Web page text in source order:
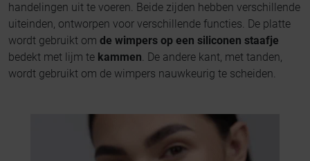
handelingen uit te voeren. Beide zijden hebben verschillende
uiteinden, ontworpen voor verschillende functies. De platte
wordt gebruikt om de wimpers op een siliconen staafje
bedekt met lijm te kammen. De andere kant, met tanden,
wordt gebruikt om de wimpers nauwkeurig te scheiden.